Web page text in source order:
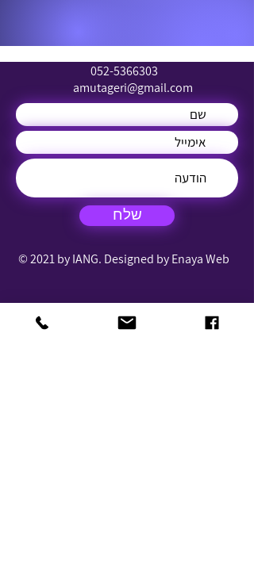
052-5366303
© 2021 by IANG. Designed by Enaya Web
שלח
amutageri@gmail.com